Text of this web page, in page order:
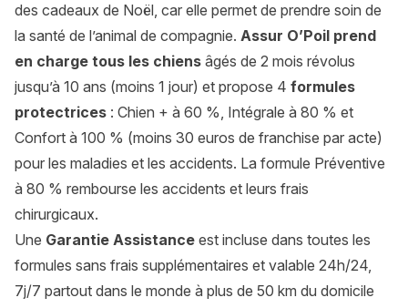
des cadeaux de Noël, car elle permet de prendre soin de
la santé de l’animal de compagnie. Assur O’Poil prend
en charge tous les chiens âgés de 2 mois révolus
jusqu’à 10 ans (moins 1 jour) et propose 4 formules
protectrices : Chien + à 60 %, Intégrale à 80 % et
Confort à 100 % (moins 30 euros de franchise par acte)
pour les maladies et les accidents. La formule Préventive
à 80 % rembourse les accidents et leurs frais
chirurgicaux.
Une Garantie Assistance est incluse dans toutes les
formules sans frais supplémentaires et valable 24h/24,
7j/7 partout dans le monde à plus de 50 km du domicile